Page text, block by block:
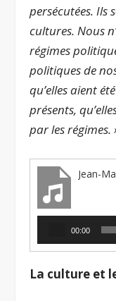
persécutées. Ils
cultures. Nous
régimes
politiques de
qu’elles aient
présents,
par les régimes.
00:00
La culture et